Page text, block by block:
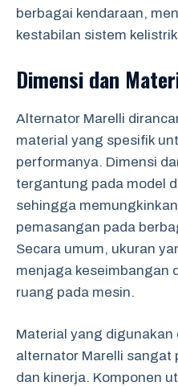
berbagai kendaraan,
kestabilan sistem
Dimensi dan
Alternator Marelli
material yang spesifik
performanya. Dimensi
tergantung pada model
sehingga
pemasangan pada
Secara umum, ukuran
menjaga keseimbangan
ruang pada mesin.
Material yang digunakan
alternator Marelli sangat
dan kinerja. Komponen